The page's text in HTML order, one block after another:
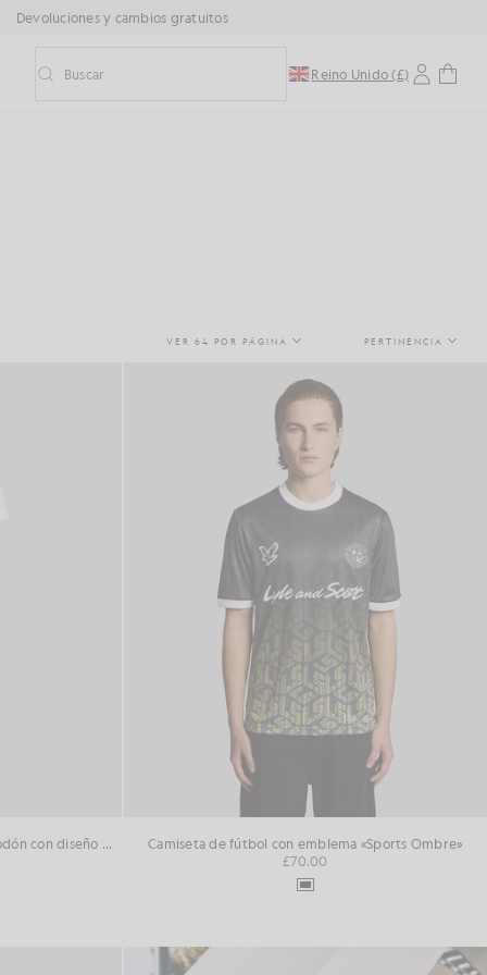
Devoluciones y cambios gratuitos
Activar/desactivar la búsqueda predictiva
Buscar Reino Unido (£)
VER 64 POR PÁGINA PERTINENCIA
Pantalones cortos deportivos de algodón con diseño «loopback»
Camiseta de fútbol con emblema «Sports Ombre»
£70.00